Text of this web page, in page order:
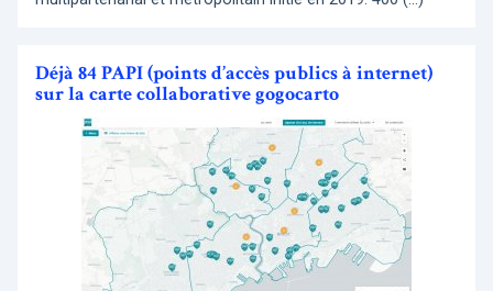
Déjà 84 PAPI (points d’accès publics à internet)
sur la carte collaborative gogocarto